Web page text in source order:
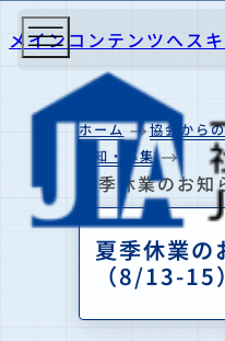
メインコンテンツへス
ホーム
協会から
告知・募集
夏季休業のお
夏季休業の
（8/13-15）